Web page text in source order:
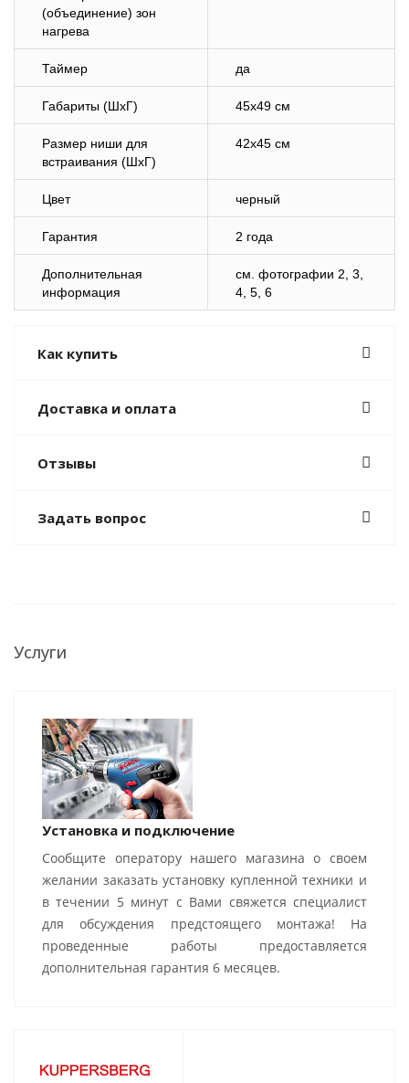
(объединение) зон
нагрева
Таймер да
Габариты (ШхГ) 45х49 см
Размер ниши для
встраивания (ШхГ)
42х45 см
Цвет черный
Гарантия 2 года
Дополнительная
информация
cм. фотографии 2, 3,
4, 5, 6
Как купить
Доставка и оплата
Отзывы
Задать вопрос
Услуги
Установка и подключение
Сообщите оператору нашего магазина о своем
желании заказать установку купленной техники и
в течении 5 минут с Вами свяжется специалист
для обсуждения предстоящего монтажа! На
проведенные работы предоставляется
дополнительная гарантия 6 месяцев.